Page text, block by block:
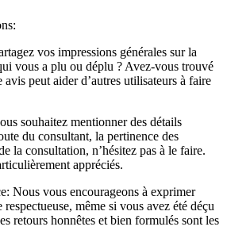
vos impressions générales sur la
vous a plu ou déplu ? Avez-vous trouvé
peut aider d’autres utilisateurs à faire
souhaitez mentionner des détails
du consultant, la pertinence des
la consultation, n’hésitez pas à le faire.
appréciés.
Nous vous encourageons à exprimer
même si vous avez été déçu
retours honnêtes et bien formulés sont les